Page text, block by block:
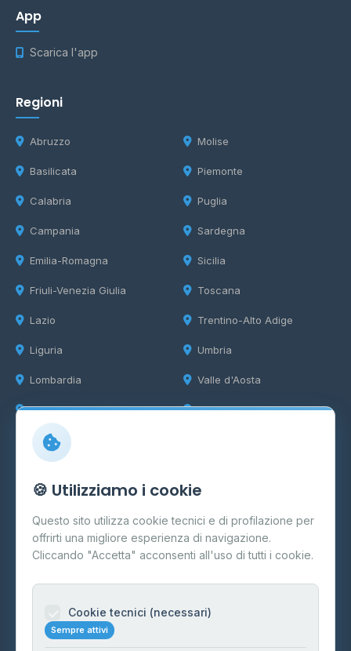
App
Scarica l'app
Regioni
Abruzzo
Basilicata
Calabria
Campania
Emilia-Romagna
Friuli-Venezia Giulia
Lazio
Liguria
Lombardia
Marche
Molise
Piemonte
Puglia
Sardegna
Sicilia
Toscana
Trentino-Alto Adige
Umbria
Valle d'Aosta
Veneto
Info
Cos'è il GPL
FAQ
Contatti
Informazioni legali
🍪 Utilizziamo i cookie
Questo sito utilizza cookie tecnici e di profilazione per
offrirti una migliore esperienza di navigazione.
Cliccando "Accetta" acconsenti all'uso di tutti i cookie.
Cookie tecnici (necessari)
Sempre attivi